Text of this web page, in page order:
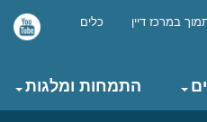
במרכז דיין כלים
התמחות ומלגות